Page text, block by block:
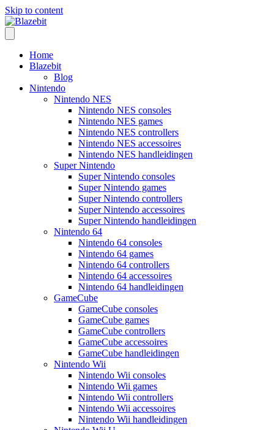
Skip to content
Home
Blazebit
Blog
Nintendo
Nintendo NES
Nintendo NES consoles
Nintendo NES games
Nintendo NES controllers
Nintendo NES accessoires
Nintendo NES handleidingen
Super Nintendo
Super Nintendo consoles
Super Nintendo games
Super Nintendo controllers
Super Nintendo accessoires
Super Nintendo handleidingen
Nintendo 64
Nintendo 64 consoles
Nintendo 64 games
Nintendo 64 controllers
Nintendo 64 accessoires
Nintendo 64 handleidingen
GameCube
GameCube consoles
GameCube games
GameCube controllers
GameCube accessoires
GameCube handleidingen
Nintendo Wii
Nintendo Wii consoles
Nintendo Wii games
Nintendo Wii controllers
Nintendo Wii accessoires
Nintendo Wii handleidingen